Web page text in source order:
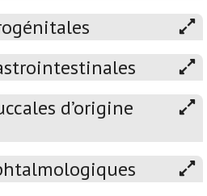
d’origine